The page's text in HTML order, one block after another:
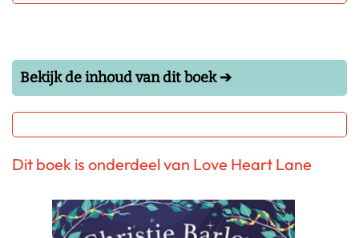
Bekijk de inhoud van dit boek ➔
Dit boek is onderdeel van Love Heart Lane